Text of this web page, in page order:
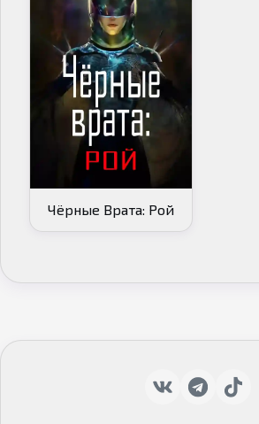
Чёрные Врата: Рой